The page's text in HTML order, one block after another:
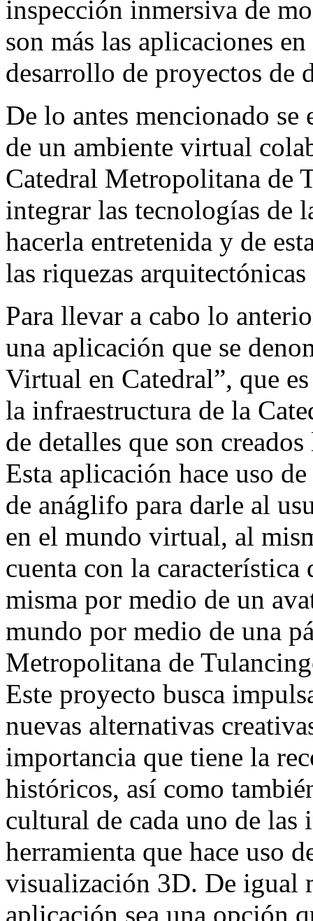
inspección inmersiva de
son más las aplicaciones
desarrollo de proyectos de
De lo antes mencionado
de un ambiente virtual
Catedral Metropolitana de
integrar las tecnologías de
hacerla entretenida y de
las riquezas
Para llevar a cabo lo
una aplicación que se
Virtual en Catedral”, que
la infraestructura de la
de detalles que son
Esta aplicación hace uso
de anáglifo para darle al
en el mundo virtual, al
cuenta con la
misma por medio de un
mundo por medio de una
Metropolitana de
Este proyecto busca
nuevas alternativas
importancia que tiene la
históricos, así como
cultural de cada uno de
herramienta que hace uso
visualización 3D. De igual
aplicación sea una opción